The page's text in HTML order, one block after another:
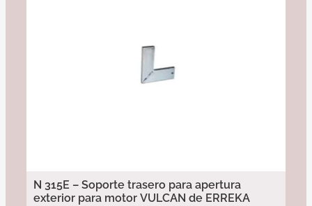
N 315E – Soporte trasero para apertura
exterior para motor VULCAN de ERREKA